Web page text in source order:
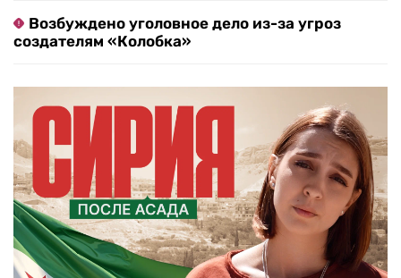
Возбуждено уголовное дело из-за угроз
создателям «Колобка»